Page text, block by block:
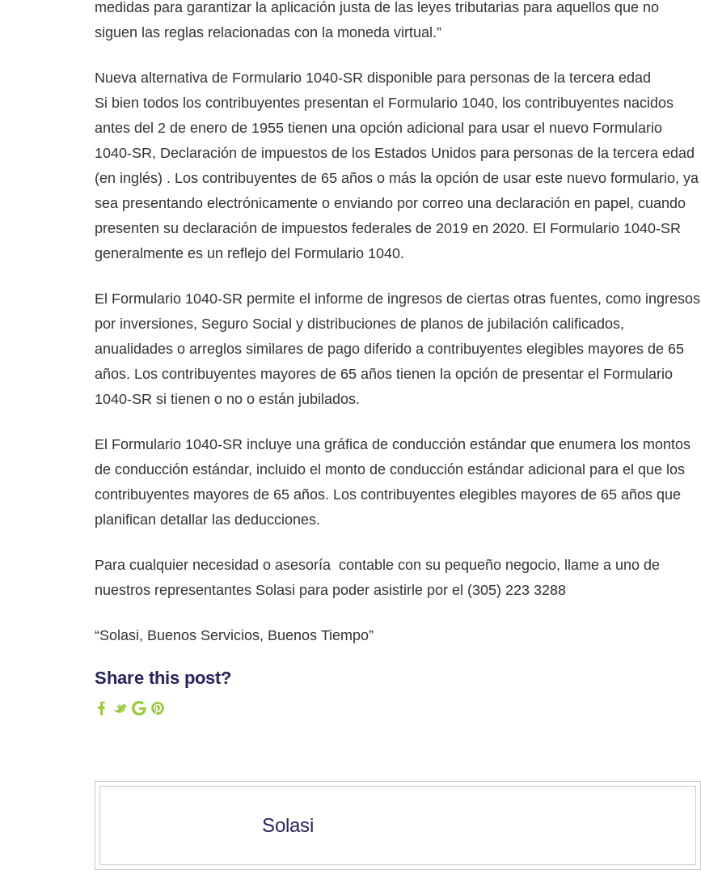
medidas para garantizar la aplicación justa de las leyes tributarias para aquellos que no
siguen las reglas relacionadas con la moneda virtual.”
Nueva alternativa de Formulario 1040-SR disponible para personas de la tercera edad
Si bien todos los contribuyentes presentan el Formulario 1040, los contribuyentes nacidos
antes del 2 de enero de 1955 tienen una opción adicional para usar el nuevo Formulario
1040-SR, Declaración de impuestos de los Estados Unidos para personas de la tercera edad
(en inglés) . Los contribuyentes de 65 años o más la opción de usar este nuevo formulario, ya
sea presentando electrónicamente o enviando por correo una declaración en papel, cuando
presenten su declaración de impuestos federales de 2019 en 2020. El Formulario 1040-SR
generalmente es un reflejo del Formulario 1040.
El Formulario 1040-SR permite el informe de ingresos de ciertas otras fuentes, como ingresos
por inversiones, Seguro Social y distribuciones de planos de jubilación calificados,
anualidades o arreglos similares de pago diferido a contribuyentes elegibles mayores de 65
años. Los contribuyentes mayores de 65 años tienen la opción de presentar el Formulario
1040-SR si tienen o no o están jubilados.
El Formulario 1040-SR incluye una gráfica de conducción estándar que enumera los montos
de conducción estándar, incluido el monto de conducción estándar adicional para el que los
contribuyentes mayores de 65 años. Los contribuyentes elegibles mayores de 65 años que
planifican detallar las deducciones.
Para cualquier necesidad o asesoría contable con su pequeño negocio, llame a uno de
nuestros representantes Solasi para poder asistirle por el (305) 223 3288
“Solasi, Buenos Servicios, Buenos Tiempo”
Share this post?
Solasi